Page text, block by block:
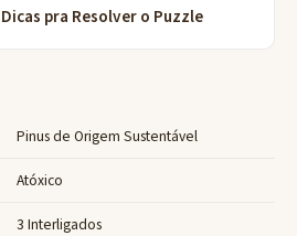
pra Resolver o Puzzle
Pinus de Origem Sustentável
Atóxico
3 Interligados